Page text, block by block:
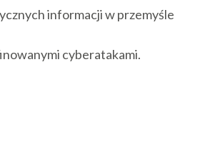
informacji w przemyśle
cyberatakami.